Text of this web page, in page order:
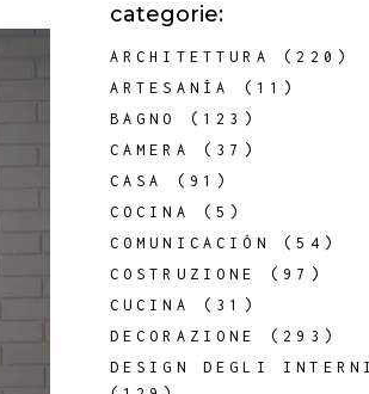
categorie:
ARCHITETTURA
(220)
ARTESANÍA
(11)
BAGNO
(123)
CAMERA
(37)
CASA
(91)
COCINA
(5)
COMUNICACIÓN
(54)
COSTRUZIONE
(97)
CUCINA
(31)
DECORAZIONE
(293)
DESIGN DEGLI INTERNI